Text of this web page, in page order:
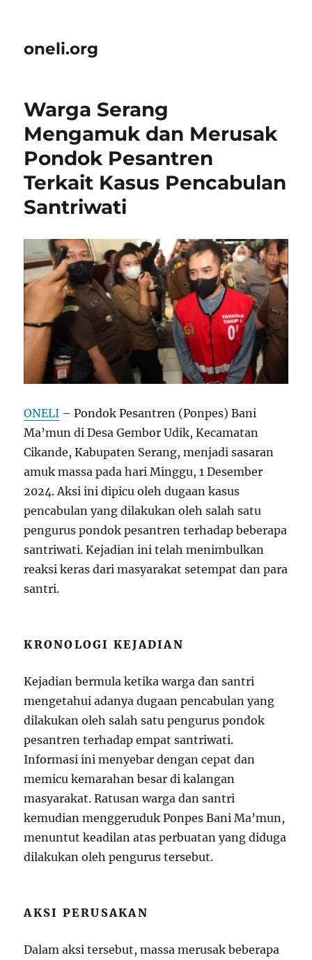
oneli.org
Warga Serang
Mengamuk dan Merusak
Pondok Pesantren
Terkait Kasus Pencabulan
Santriwati
ONELI – Pondok Pesantren (Ponpes) Bani
Ma’mun di Desa Gembor Udik, Kecamatan
Cikande, Kabupaten Serang, menjadi sasaran
amuk massa pada hari Minggu, 1 Desember
2024. Aksi ini dipicu oleh dugaan kasus
pencabulan yang dilakukan oleh salah satu
pengurus pondok pesantren terhadap beberapa
santriwati. Kejadian ini telah menimbulkan
reaksi keras dari masyarakat setempat dan para
santri.
KRONOLOGI KEJADIAN
Kejadian bermula ketika warga dan santri
mengetahui adanya dugaan pencabulan yang
dilakukan oleh salah satu pengurus pondok
pesantren terhadap empat santriwati.
Informasi ini menyebar dengan cepat dan
memicu kemarahan besar di kalangan
masyarakat. Ratusan warga dan santri
kemudian menggeruduk Ponpes Bani Ma’mun,
menuntut keadilan atas perbuatan yang diduga
dilakukan oleh pengurus tersebut.
AKSI PERUSAKAN
Dalam aksi tersebut, massa merusak beberapa